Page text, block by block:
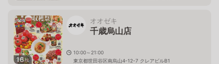
16枚
オオゼキ
千歳烏山店
10:00～21:00
東京都世田谷区南烏山4-12-7 クレアビルB1